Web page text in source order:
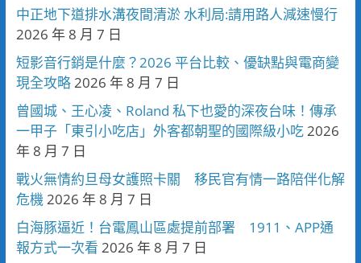
中正地下道排水溝夜間清淤 水利局:請用路人減速慢行
2026 年 8 月 7 日
短影音行銷是什麼？2026 平台比較、優缺點與電商變
現全攻略2026 年 8 月 7 日
曾國城、王心凌、Roland 私下也愛的深夜台味！傳承
一甲子「東引小吃店」外客都朝聖的國際級小吃2026
年 8 月 7 日
戰火無情約旦母女護照卡關 移民官有情一路陪伴化解
危機2026 年 8 月 7 日
白海豚逼近！台電鳳山區處提前部署 1911、APP通
報方式一次看 2026 年 8 月 7 日